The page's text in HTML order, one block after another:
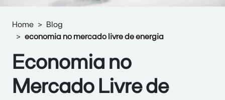
Home
Blog
economia no mercado livre de energia
Economia no
Mercado Livre de